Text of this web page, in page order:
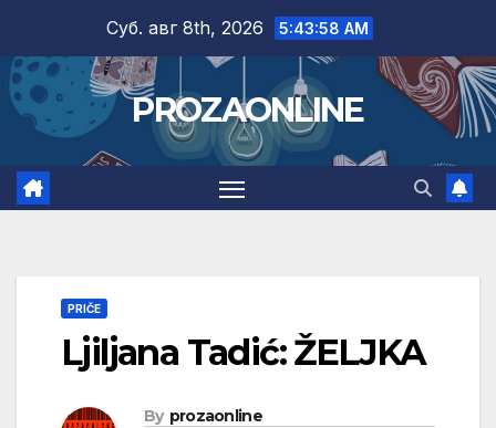
content
Суб. авг 8th, 2026 5:43:59 AM
PROZAONLINE
PRIČE
Ljiljana Tadić: ŽELJKA
By prozaonline